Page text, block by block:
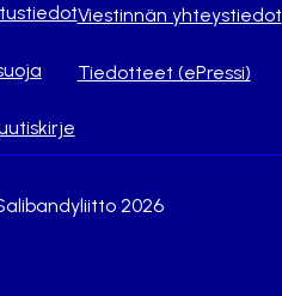
Viestinnän yhteystiedot
Tiedotteet (ePressi)
2026